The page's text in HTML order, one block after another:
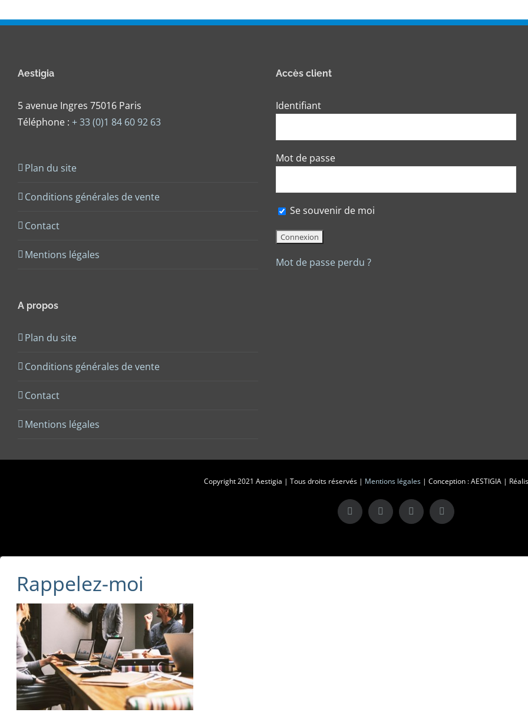
Aestigia
5 avenue Ingres 75016 Paris
Téléphone : + 33 (0)1 84 60 92 63
Plan du site
Conditions générales de vente
Contact
Mentions légales
A propos
Plan du site
Conditions générales de vente
Contact
Mentions légales
Accès client
Identifiant
Mot de passe
Se souvenir de moi
Mot de passe perdu ?
Copyright 2021 Aestigia | Tous droits réservés | Mentions légales| Conception : AESTIGIA |
X LinkedInInstagramFacebook
Rappelez-moi